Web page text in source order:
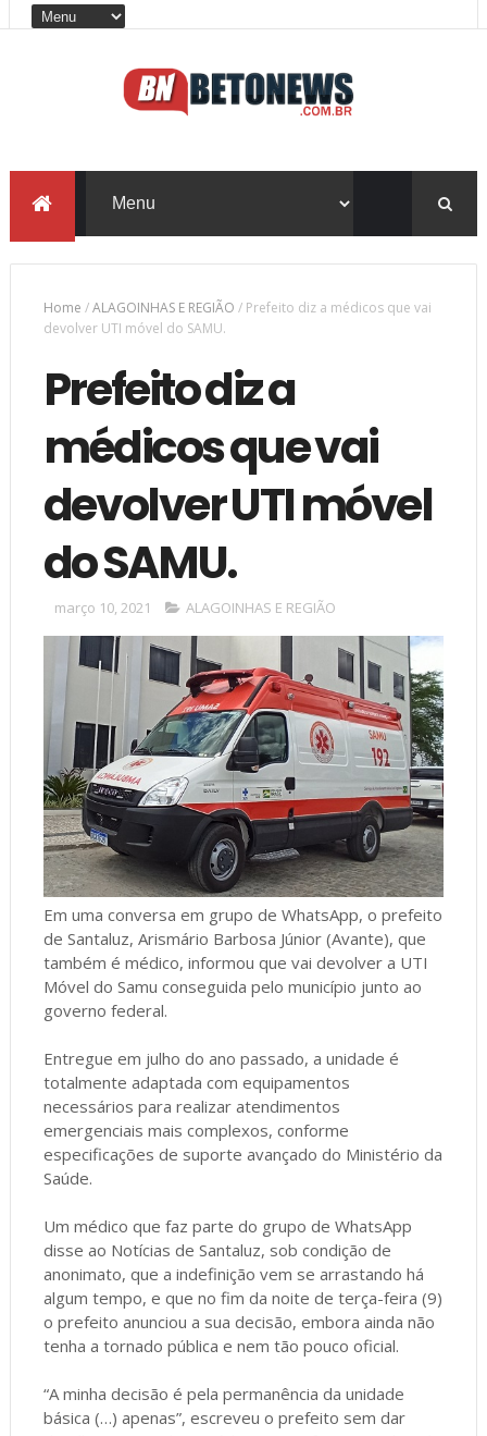
Home /ALAGOINHAS E REGIÃO / Prefeito diz a médicos que vai
devolver UTI móvel do SAMU.
Prefeito diz a
médicos que vai
devolver UTI móvel
do SAMU.
março 10, 2021 ALAGOINHAS E REGIÃO
Em uma conversa em grupo de WhatsApp, o prefeito
de Santaluz, Arismário Barbosa Júnior (Avante), que
também é médico, informou que vai devolver a UTI
Móvel do Samu conseguida pelo município junto ao
governo federal.
Entregue em julho do ano passado, a unidade é
totalmente adaptada com equipamentos
necessários para realizar atendimentos
emergenciais mais complexos, conforme
especificações de suporte avançado do Ministério da
Saúde.
Um médico que faz parte do grupo de WhatsApp
disse ao Notícias de Santaluz, sob condição de
anonimato, que a indefinição vem se arrastando há
algum tempo, e que no fim da noite de terça-feira (9)
o prefeito anunciou a sua decisão, embora ainda não
tenha a tornado pública e nem tão pouco oficial.
“A minha decisão é pela permanência da unidade
básica (…) apenas”, escreveu o prefeito sem dar